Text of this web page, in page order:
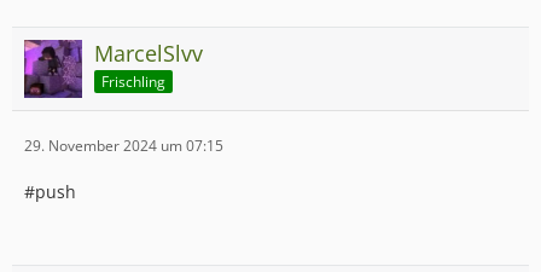
MarcelSlvv
Frischling
29. November 2024 um 07:15
#push